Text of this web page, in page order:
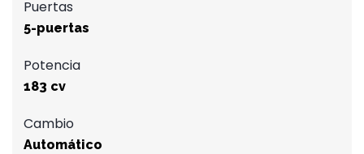
Puertas
5-puertas
Potencia
183 cv
Cambio
Automático